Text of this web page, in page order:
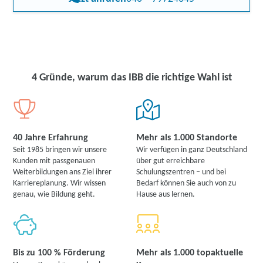
4 Gründe, warum das IBB die richtige Wahl ist
40 Jahre Erfahrung
Seit 1985 bringen wir unsere
Kunden mit passgenauen
Weiterbildungen ans Ziel ihrer
Karriereplanung. Wir wissen
genau, wie Bildung geht.
Mehr als 1.000 Standorte
Wir verfügen in ganz Deutschland
über gut erreichbare
Schulungszentren – und bei
Bedarf können Sie auch von zu
Hause aus lernen.
Bis zu 100 % Förderung
Mehr als 1.000 topaktuelle